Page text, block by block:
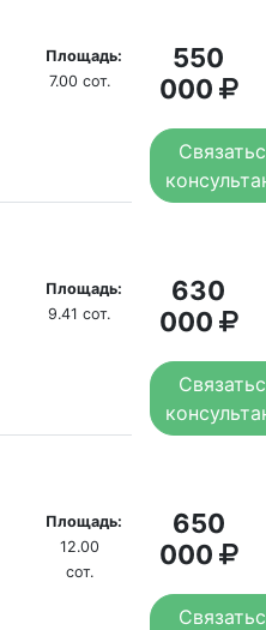
Площадь:
7.00 сот.
550
000
Площадь:
9.41 сот.
630
000
Площадь:
12.00
сот.
650
000